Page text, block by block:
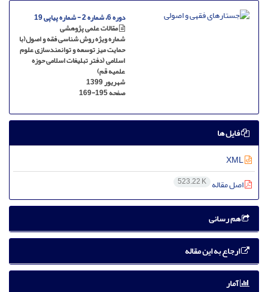
دوره 6، شماره 2 - شماره پیاپی 19
مقالات علمی پژوهشی
شماره ویژه روش شناسی فقه و اصول(با
حمایت میز توسعه و توانمندسازی علوم
اسلامی (دفتر تبلیغات اسلامی حوزه
علمیه قم)
شهریور 1399
صفحه169-195
فایل ها
اصل مقاله 523.22 K
هم رسانی
ارجاع به این مقاله
آمار